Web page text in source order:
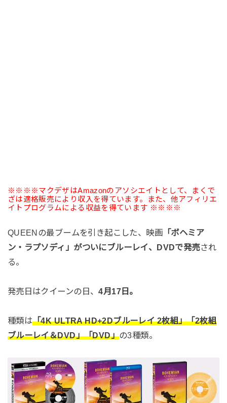
※※※※マクデザはAmazonのアソシエイトとして、まくで
ざは適格販売により収入を得ています。また、他アフィリエ
イトプログラムによる収益を得ています ※※※※
QUEENの最ブームを引き起こした、映画 「ボヘミア
ン・ラプソディ」がついにブルーレイ、DVDで発売され
る。
発売日はクイーンの日、4月17日。
種類は「4K ULTRA HD+2Dブルーレイ 2枚組」「2枚組
ブルーレイ＆DVD」「DVD」の3種類。